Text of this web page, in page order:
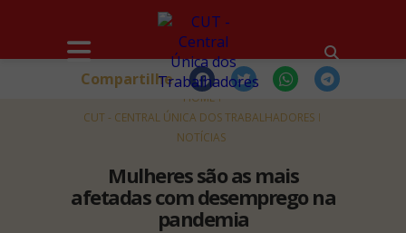
HOME
CUT - CENTRAL ÚNICA DOS TRABALHADORES
NOTÍCIAS
Mulheres são as mais
afetadas com desemprego na
pandemia
Compartilhe